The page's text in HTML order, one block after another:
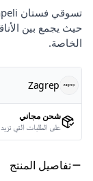
حيث يجمع بين
الخاصة.
Zagrep
شحن مجاني
على الطلبات التي تزيد
تفاصيل المنتج